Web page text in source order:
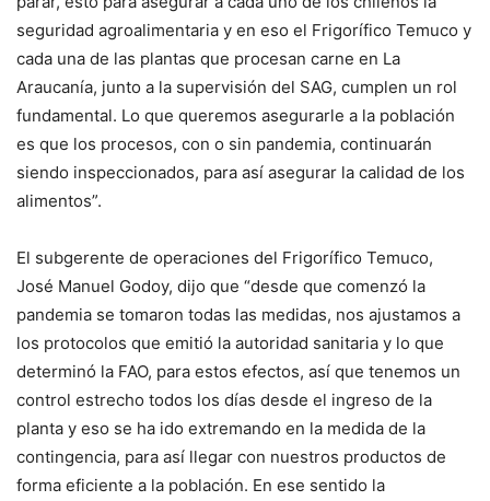
seguridad agroalimentaria y en eso el Frigorífico Temuco y
cada una de las plantas que procesan carne en La
Araucanía, junto a la supervisión del SAG, cumplen un rol
fundamental. Lo que queremos asegurarle a la población
es que los procesos, con o sin pandemia, continuarán
siendo inspeccionados, para así asegurar la calidad de los
alimentos”.
El subgerente de operaciones del Frigorífico Temuco,
José Manuel Godoy, dijo que “desde que comenzó la
pandemia se tomaron todas las medidas, nos ajustamos a
los protocolos que emitió la autoridad sanitaria y lo que
determinó la FAO, para estos efectos, así que tenemos un
control estrecho todos los días desde el ingreso de la
planta y eso se ha ido extremando en la medida de la
contingencia, para así llegar con nuestros productos de
forma eficiente a la población. En ese sentido la